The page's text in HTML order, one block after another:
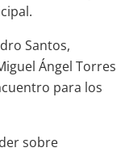
Santos,
Ángel Torres
para los
sobre